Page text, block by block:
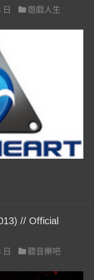
遊戲人生
// Official
聽音樂吧